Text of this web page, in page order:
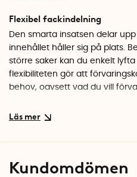
Flexibel fackindelning
Den smarta insatsen delar
innehållet håller sig på plats.
större saker kan du enkelt
flexibiliteten gör att
behov, oavsett vad du vill
Snyggt trähandtag i böjd
sovrummet när du fixar dig,
Kundomdömen